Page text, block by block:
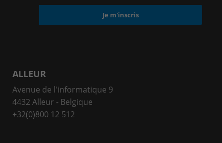
ALLEUR
Avenue de l'informatique 9
4432 Alleur - Belgique
+32(0)800 12 512